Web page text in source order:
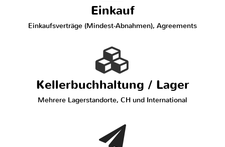
Einkauf
Einkaufsverträge (Mindest-Abnahmen), Agreements
Kellerbuchhaltung / Lager
Mehrere Lagerstandorte, CH und International